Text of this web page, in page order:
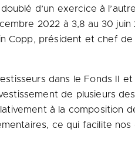
d’un exercice à
2022 à 3,8 au 30 juin
Copp, président et chef
dans le Fonds II et
de plusieurs
à la composition
ce qui facilite nos